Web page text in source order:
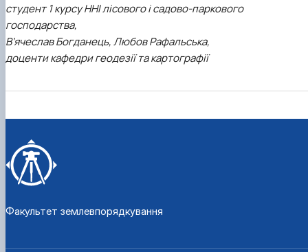
студент 1 курсу ННІ лісового і садово-паркового
господарства,
В’ячеслав Богданець, Любов Рафальська,
доценти кафедри геодезії та картографії
Факультет землевпорядкування